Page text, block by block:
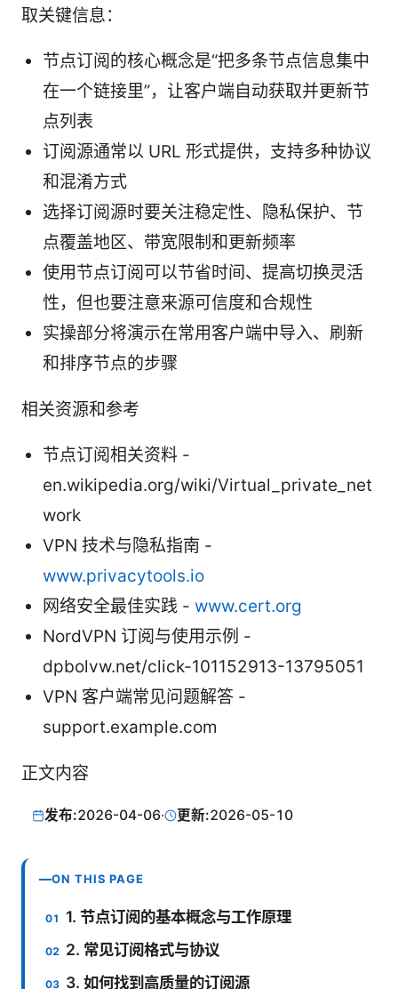
取关键信息：
节点订阅的核心概念是“把多条节点信息集中
在一个链接里”，让客户端自动获取并更新节
点列表
订阅源通常以 URL 形式提供，支持多种协议
和混淆方式
选择订阅源时要关注稳定性、隐私保护、节
点覆盖地区、带宽限制和更新频率
使用节点订阅可以节省时间、提高切换灵活
性，但也要注意来源可信度和合规性
实操部分将演示在常用客户端中导入、刷新
和排序节点的步骤
相关资源和参考
节点订阅相关资料 -
en.wikipedia.org/wiki/Virtual_private_net
work
VPN 技术与隐私指南 -
www.privacytools.io
网络安全最佳实践 - www.cert.org
NordVPN 订阅与使用示例 -
dpbolvw.net/click-101152913-13795051
VPN 客户端常见问题解答 -
support.example.com
正文内容
发布:2026-04-06· 更新:2026-05-10
ON THIS PAGE
1. 节点订阅的基本概念与工作原理
2. 常见订阅格式与协议
3. 如何找到高质量的订阅源